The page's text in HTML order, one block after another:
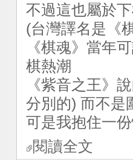
不過這也屬於
(台灣譯名是《
《棋魂》當年
棋熱潮
《紫音之王》
分別的) 而不是
可是我抱住一
閱讀全文